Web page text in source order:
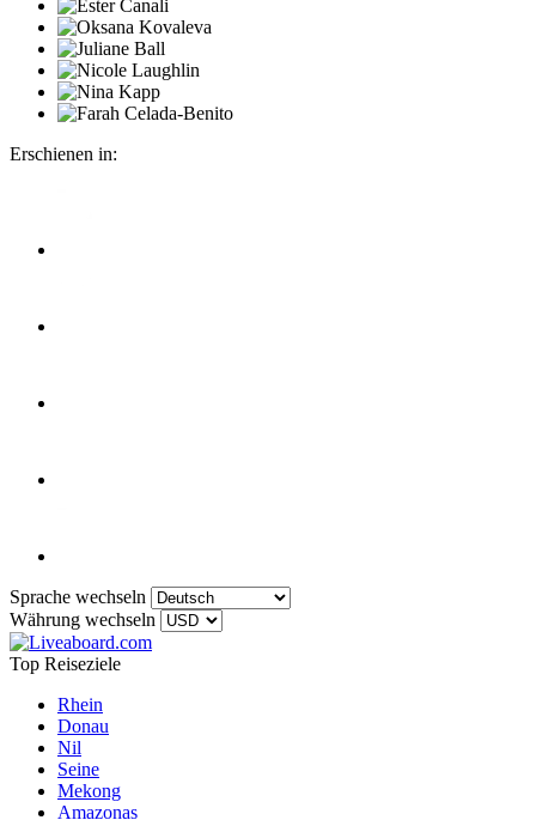
Erschienen in:
Sprache wechseln
Währung wechseln
Top Reiseziele
Rhein
Donau
Nil
Seine
Mekong
Amazonas